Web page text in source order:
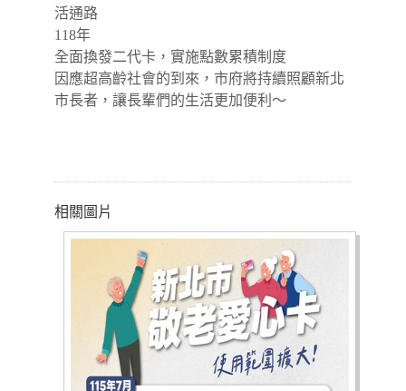
活通路
118年
全面換發二代卡，實施點數累積制度
因應超高齡社會的到來，市府將持續照顧新北
市長者，讓長輩們的生活更加便利～
相關圖片